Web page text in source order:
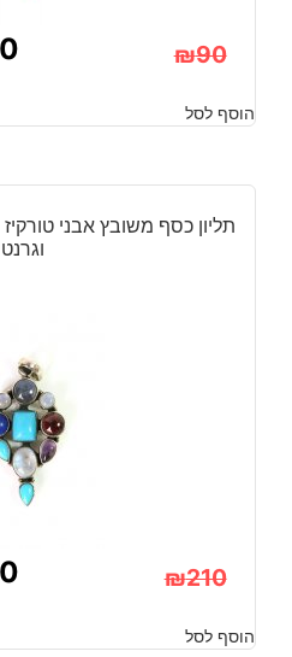
₪90
המקורי
היה:
₪90.
הנוכחי
הוא:
₪70.
הוסף לסל
תליון כסף משובץ אבני
וגרנט
₪210
הוסף לסל